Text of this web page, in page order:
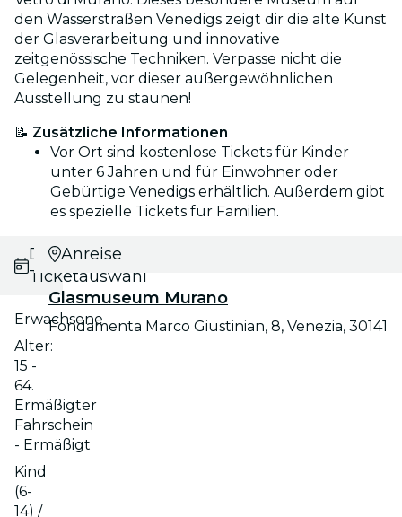
den Wasserstraßen Venedigs zeigt dir die alte Kunst
der Glasverarbeitung und innovative
zeitgenössische Techniken. Verpasse nicht die
Gelegenheit, vor dieser außergewöhnlichen
Ausstellung zu staunen!
📝 Zusätzliche Informationen
Vor Ort sind kostenlose Tickets für Kinder
unter 6 Jahren und für Einwohner oder
Gebürtige Venedigs erhältlich. Außerdem gibt
es spezielle Tickets für Familien.
Datums- und
Ticketauswahl
Erwachsene
Alter:
15 -
64.
Ermäßigter
Fahrschein
- Ermäßigt
Kind
(6-
14) /
Anreise
Glasmuseum Murano
Fondamenta Marco Giustinian, 8, Venezia, 30141